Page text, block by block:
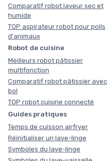
Comparatif robot laveur sec et
humide
TOP aspirateur robot pour poils
d'animaux
Robot de cuisine
Meilleurs robot pâtissier
multifonction
Comparatif robot pâtissier avec
bol
TOP robot cuisine connecté
Guides pratiques
Temps de cuisson airfryer
Réinitialiser un lave-linge
Symboles du lave-linge